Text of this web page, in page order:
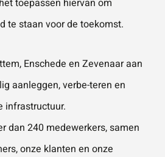
toepassen hiervan om
te staan voor de toekomst.
Enschede en Zevenaar aan
aanleggen, verbe-teren en
infrastructuur.
dan 240 medewerkers, samen
onze klanten en onze